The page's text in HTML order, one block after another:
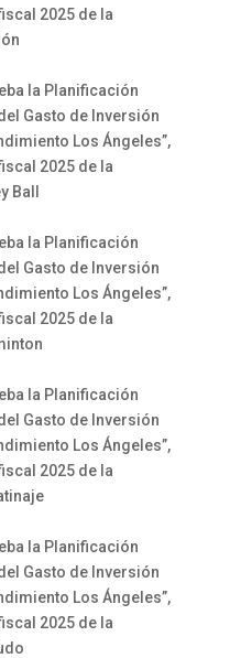
2025 de la
la Planificación
Gasto de Inversión
Los Ángeles”,
2025 de la
Ball
la Planificación
Gasto de Inversión
Los Ángeles”,
2025 de la
la Planificación
Gasto de Inversión
Los Ángeles”,
2025 de la
la Planificación
Gasto de Inversión
Los Ángeles”,
2025 de la